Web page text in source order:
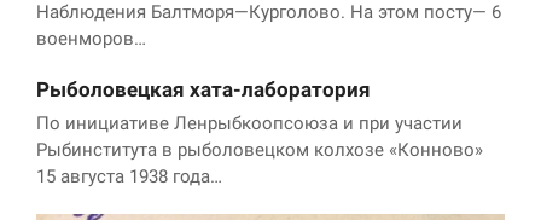
Наблюдения Балтморя—Курголово. На этом посту— 6
военморов…
Рыболовецкая хата-лаборатория
По инициативе Ленрыбкоопсоюза и при участии
Рыбинститута в рыболовецком колхозе «Конново»
15 августа 1938 года…